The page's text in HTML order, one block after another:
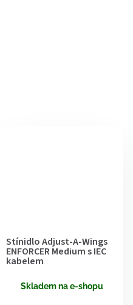
Stínidlo Adjust-A-Wings
ENFORCER Medium s IEC
kabelem
Skladem na e-shopu